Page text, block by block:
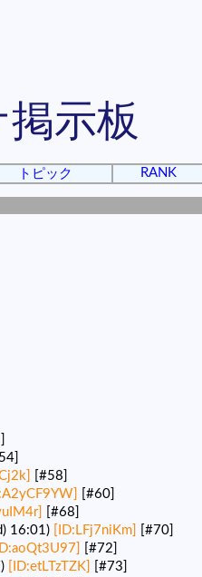
示板
トピック RANK
[#58]
[#60]
[#68]
16:01) [ID:LFj7niKm] [#70]
[#72]
[ID:etLTzTZK] [#73]